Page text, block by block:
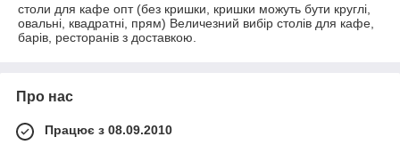
столи для кафе опт (без кришки, кришки можуть бути круглі,
овальні, квадратні, прям) Величезний вибір столів для кафе,
барів, ресторанів з доставкою.
Про нас
Працює з 08.09.2010